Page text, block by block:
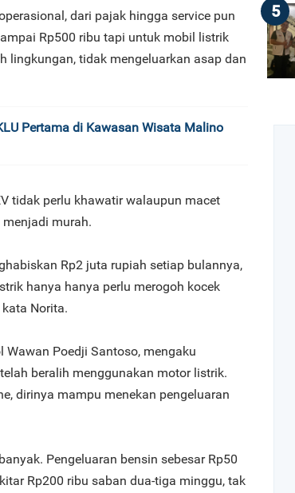
dari pajak hingga service pun
Rp500 ribu tapi untuk mobil listrik
lingkungan, tidak mengeluarkan asap dan
Pertama di Kawasan Wisata Malino
tidak perlu khawatir walaupun macet
murah.
Rp2 juta rupiah setiap bulannya,
hanya hanya perlu merogoh kocek
Norita.
Poedji Santoso, mengaku
beralih menggunakan motor listrik.
dirinya mampu menekan pengeluaran
Pengeluaran bensin sebesar Rp50
Rp200 ribu saban dua-tiga minggu, tak
5